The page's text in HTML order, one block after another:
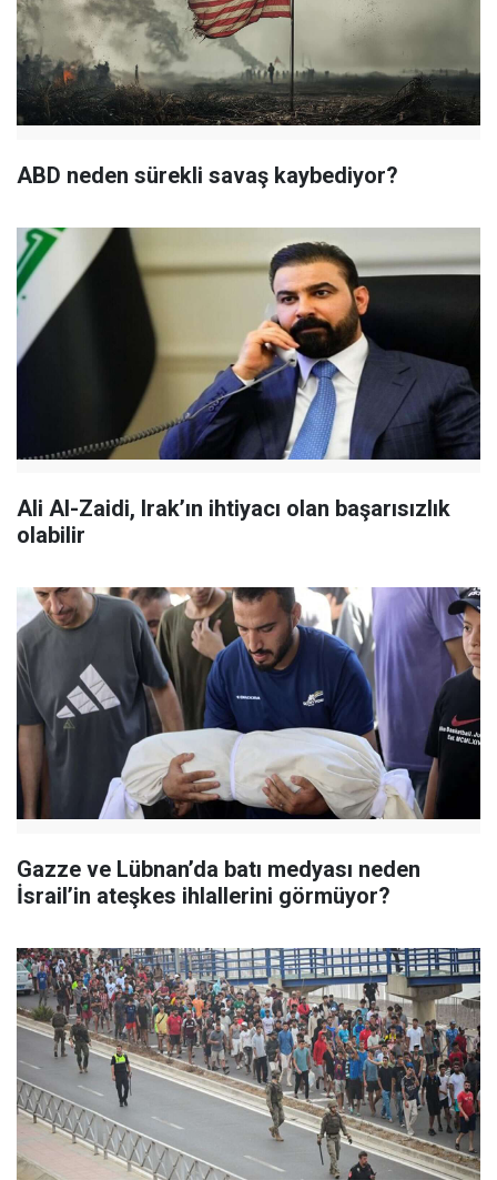
ABD neden sürekli savaş kaybediyor?
Ali Al-Zaidi, Irak’ın ihtiyacı olan başarısızlık
olabilir
Gazze ve Lübnan’da batı medyası neden
İsrail’in ateşkes ihlallerini görmüyor?